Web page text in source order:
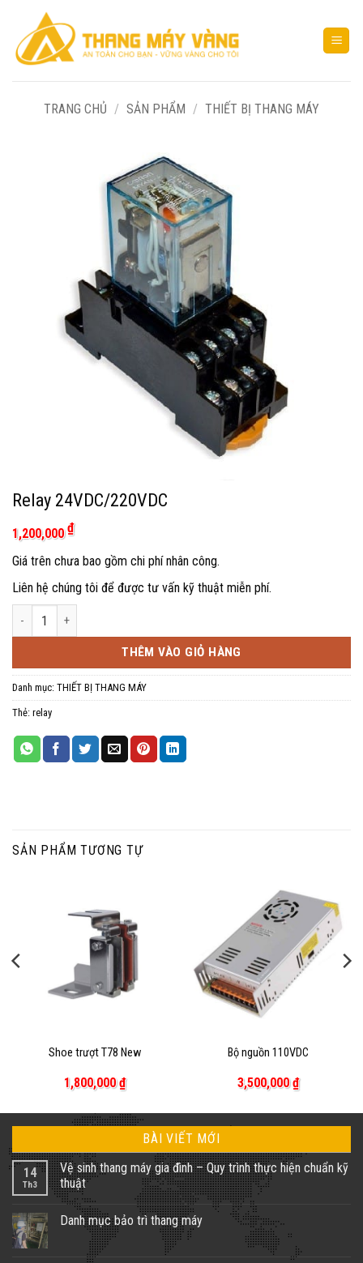
dung
TRANG CHỦ / SẢN PHẨM / THIẾT BỊ THANG MÁY
Relay 24VDC/220VDC
1,200,000₫
Giá trên chưa bao gồm chi phí nhân công.
Liên hệ chúng tôi để được tư vấn kỹ thuật miễn phí.
Relay 24VDC/220VDC số lượng
THÊM VÀO GIỎ HÀNG
Danh mục: THIẾT BỊ THANG MÁY
Thẻ: relay
SẢN PHẨM TƯƠNG TỰ
Shoe trượt T78 New
1,800,000₫
Bộ nguồn 110VDC
3,500,000₫
BÀI VIẾT MỚI
14
Th3
Vệ sinh thang máy gia đình – Quy trình thực hiện chuẩn kỹ
thuật
Không
bình
Danh mục bảo trì thang máy